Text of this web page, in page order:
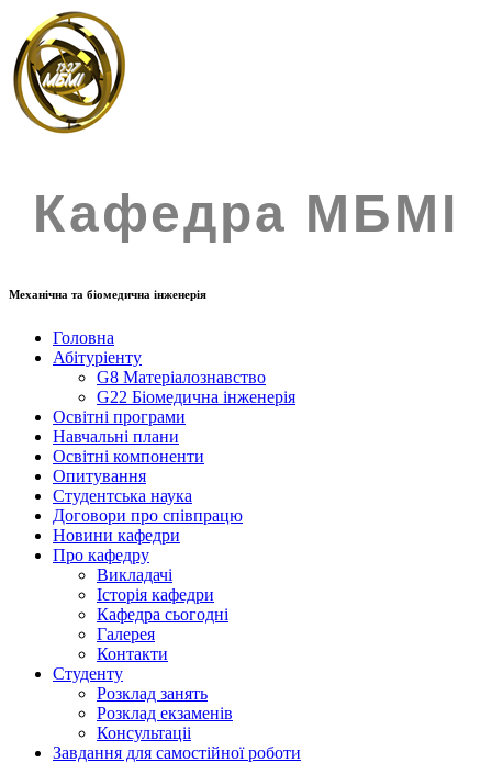
Кафедра МБМІ
Механічна та біомедична інженерія
Головна
Абітуріенту
G8 Матеріалознавство
G22 Біомедична інженерія
Освітні програми
Навчальні плани
Освітні компоненти
Опитування
Студентська наука
Договори про співпрацю
Новини кафедри
Про кафедру
Викладачі
Історія кафедри
Кафедра сьогодні
Галерея
Контакти
Студенту
Розклад занять
Розклад екзаменів
Консультаціі
Завдання для самостійної роботи